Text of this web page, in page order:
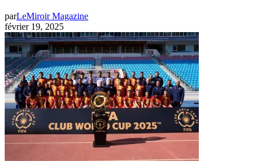
parLeMiroir Magazine
février 19, 2025